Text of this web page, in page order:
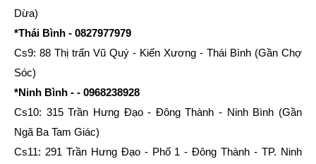
Dừa)
*Thái Bình - 0827977979
Cs9: 88 Thị trấn Vũ Quý - Kiến Xương - Thái Bình (Gần Chợ
Sóc)
*Ninh Bình - - 0968238928
Cs10: 315 Trần Hưng Đạo - Đông Thành - Ninh Bình (Gần
Ngã Ba Tam Giác)
Cs11: 291 Trần Hưng Đạo - Phố 1 - Đông Thành - TP. Ninh